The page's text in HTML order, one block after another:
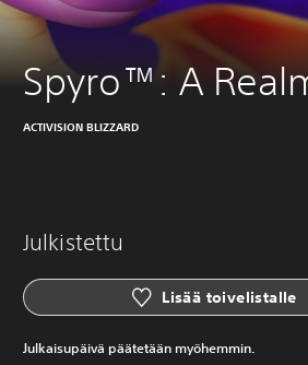
Spyro™: A
ACTIVISION BLIZZARD
Julkistettu
Lisää toivelistalle
Julkaisupäivä päätetään myöhemmin.